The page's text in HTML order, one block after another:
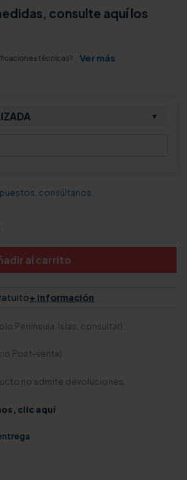
consulte aquí los
técnicas? Ver más
▼
consúltanos.
al carrito
+ información
Península. Islas, consultar)
Post-venta)
no admite devoluciones
clic aquí